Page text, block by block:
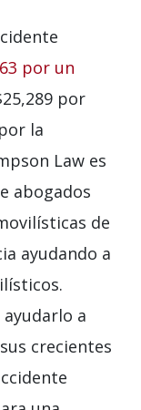
por un
por
la
Law es
abogados
de
ayudando a
a
crecientes